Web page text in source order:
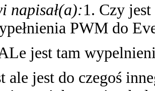
napisał(a):1. Czy
PWM do
jest tam
ale jest do czegoś